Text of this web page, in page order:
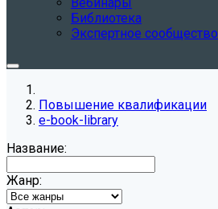
Библиотека
Экспертное сообщество
Повышение квалификации
e-book-library
Название:
Жанр: